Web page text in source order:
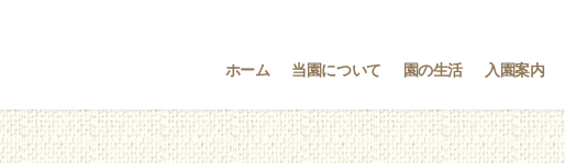
ホーム 当園について 園の生活 入園案内